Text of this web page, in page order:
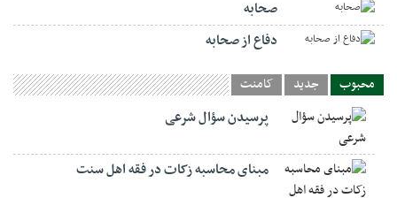
صحابه
دفاع از صحابه
محبوب جدید کامنت
پرسیدن سؤال شرعی
مبنای محاسبه زکات در فقه اهل سنت